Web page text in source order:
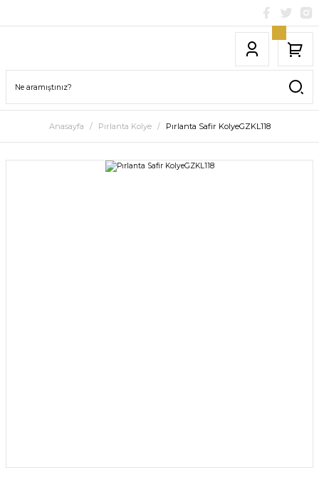
Anasayfa Pırlanta Kolye Pırlanta Safir KolyeGZKL118